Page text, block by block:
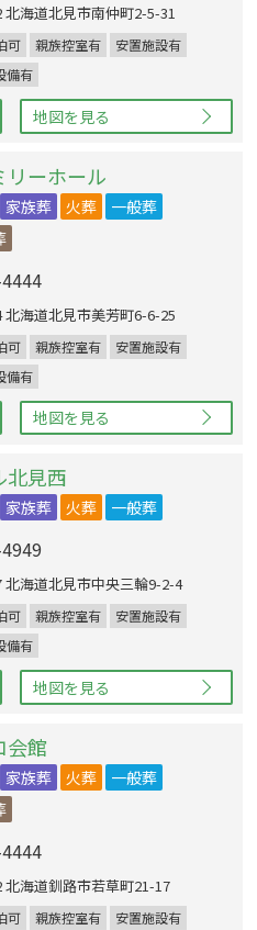
北海道北見市南仲町2-5-31
可 親族控室有
安置施設有
備有
地図を見る
リーホール
家族葬 火葬
一般葬
北海道北見市美芳町6-6-25
可 親族控室有
安置施設有
備有
地図を見る
北見西
家族葬 火葬 一般葬
北海道北見市中央三輪9-2-4
可 親族控室有
安置施設有
備有
地図を見る
会館
家族葬 火葬
一般葬
北海道釧路市若草町21-17
可 親族控室有
安置施設有